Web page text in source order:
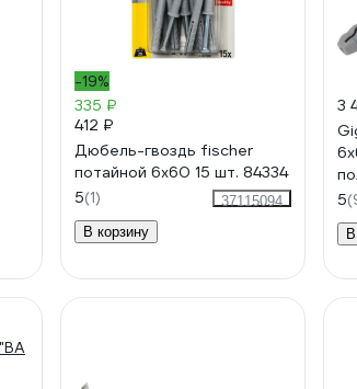
-19%
335 ₽
412 ₽
Дюбель-гвоздь fischer
потайной 6x60 15 шт. 84334
5(1)
37115094
В корзину
3
5